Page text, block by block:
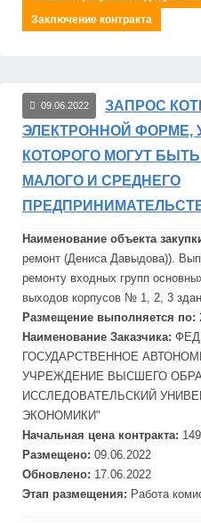
Заключение контракта
09.06.2022
ЗАПРОС
ЭЛЕКТРОННОЙ ФОРМЕ,
КОТОРОГО МОГУТ
МАЛОГО И СРЕДНЕГО
Наименование объекта
ремонт (Дениса Давыдова)).
ремонту входных групп
выходов корпусов № 1, 2, 3
Размещение выполняется по:
Наименование Заказчика:
ГОСУДАРСТВЕННОЕ
УЧРЕЖДЕНИЕ ВЫСШЕГО
ИССЛЕДОВАТЕЛЬСКИЙ
ЭКОНОМИКИ"
Начальная цена контракта:
Размещено: 09.06.2022
Обновлено: 17.06.2022
Этап размещения: Работа